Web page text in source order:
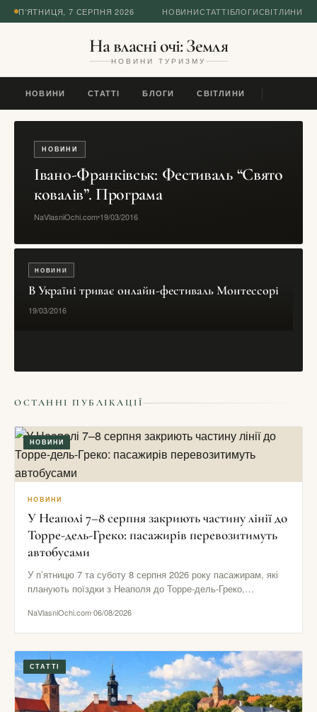
П’ЯТНИЦЯ, 7 СЕРПНЯ 2026 НОВИНИСТАТТІБЛОГИСВІТЛИНИ
На власні очі: Земля
НОВИНИ ТУРИЗМУ
НОВИНИ СТАТТІ БЛОГИ СВІТЛИНИ
НОВИНИ
Івано-Франківськ: Фестиваль “Свято
ковалів”. Програма
NaVlasniOchi.com 19/03/2016
НОВИНИ
В Україні триває онлайн-фестиваль Монтессорі
19/03/2016
19/03/2016
ОСТАННІ ПУБЛІКАЦІЇ
НОВИНИ
НОВИНИ
У Неаполі 7–8 серпня закриють частину лінії до
Торре-дель-Греко: пасажирів перевозитимуть
автобусами
У п’ятницю 7 та суботу 8 серпня 2026 року пасажирам, які
планують поїздки з Неаполя до Торре-дель-Греко,
NaVlasniOchi.com06/08/2026
СТАТТІ